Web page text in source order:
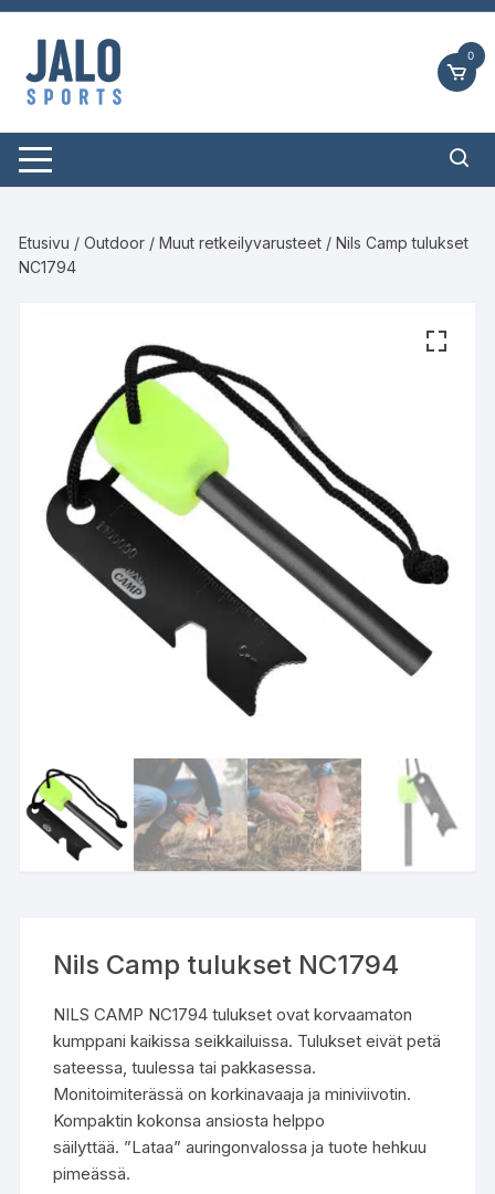
Siirry
suoraan
sisältöön
0
Etusivu /Outdoor /Muut retkeilyvarusteet / Nils Camp tulukset
NC1794
Nils Camp tulukset NC1794
NILS CAMP NC1794 tulukset ovat korvaamaton
kumppani kaikissa seikkailuissa. Tulukset eivät petä
sateessa, tuulessa tai pakkasessa.
Monitoimiterässä on korkinavaaja ja miniviivotin.
Kompaktin kokonsa ansiosta helppo
säilyttää. ”Lataa” auringonvalossa ja tuote hehkuu
pimeässä.